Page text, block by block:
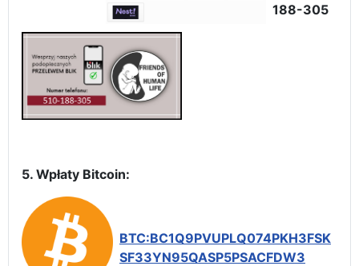
188-305
5. Wpłaty Bitcoin:
BTC:BC1Q9PVUPLQ074PKH3FSK
SF33YN95QASP5PSACFDW3